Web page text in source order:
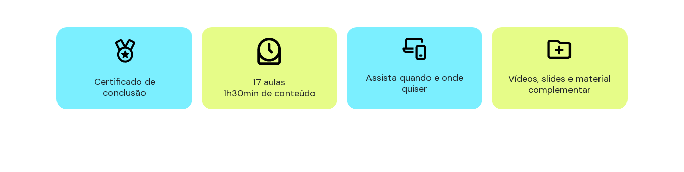
Certificado de
conclusão
17 aulas
1h30min de conteúdo
Assista quando e onde
quiser
Vídeos, slides e material
complementar